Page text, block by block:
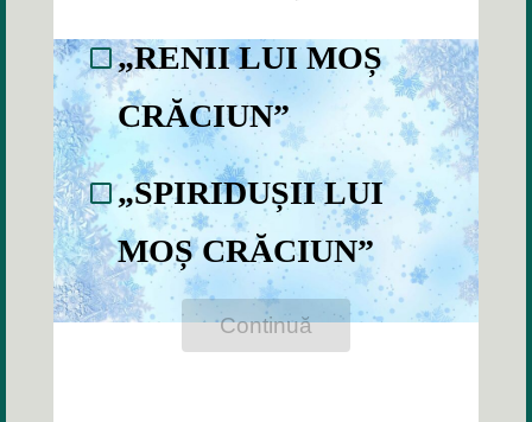
„RENII LUI MOȘ
CRĂCIUN”
„SPIRIDUȘII LUI
MOȘ CRĂCIUN”
Continuă